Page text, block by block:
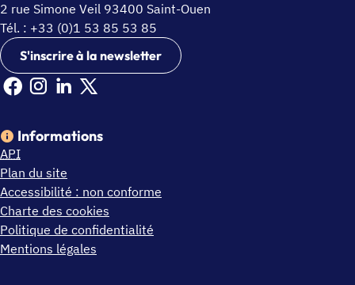
2 rue Simone Veil 93400 Saint-Ouen
Tél. : +33 (0)1 53 85 53 85
S'inscrire à la newsletter
Facebook Ile de France (nouvelle fenêtre)
Instagram Ile de France (nouvelle fenêtre)
Linkedin Ile de France (nouvelle fenêtre)
X Ile de France (nouvelle fenêtre)
Informations
API
Plan du site
Accessibilité : non conforme
Charte des cookies
Politique de confidentialité
Mentions légales